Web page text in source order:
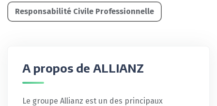
Responsabilité Civile Professionnelle
A propos de ALLIANZ
Le groupe Allianz est un des principaux